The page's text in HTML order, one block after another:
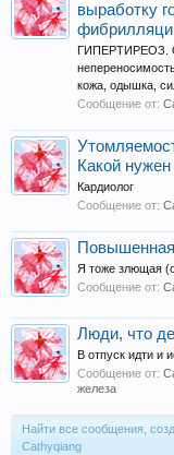
выработку
ГИПЕРТИРЕОЗ.
кожа, одышка,
Сообщение от:
Какой
Кардиолог
Сообщение от:
Повышенная
Я тоже злющая
Сообщение от:
Люди, что
В отпуск идти и
Сообщение от:
железа
Найти все сообщения,
Cathyqiang